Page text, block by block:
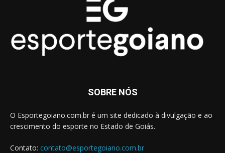
SOBRE NÓS
O Esportegoiano.com.br é um site dedicado à divulgação e ao
crescimento do esporte no Estado de Goiás.
Contato: contato@esportegoiano.com.br